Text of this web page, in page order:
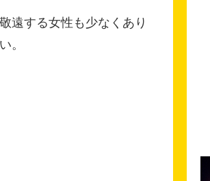
遠する女性も少なくあり
。